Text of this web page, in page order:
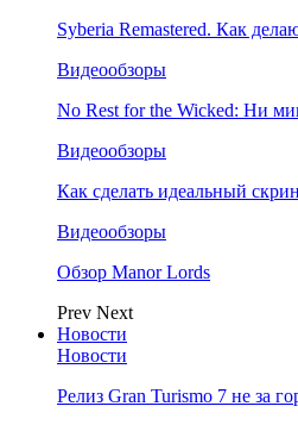
Syberia Remastered. Как
Видеообзоры
No Rest for the Wicked: Ни
Видеообзоры
Как сделать идеальный
Видеообзоры
Обзор Manor Lords
Prev Next
Новости
Новости
Релиз Gran Turismo 7 не за